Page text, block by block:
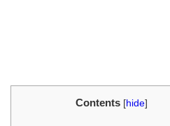
Contents [hide]